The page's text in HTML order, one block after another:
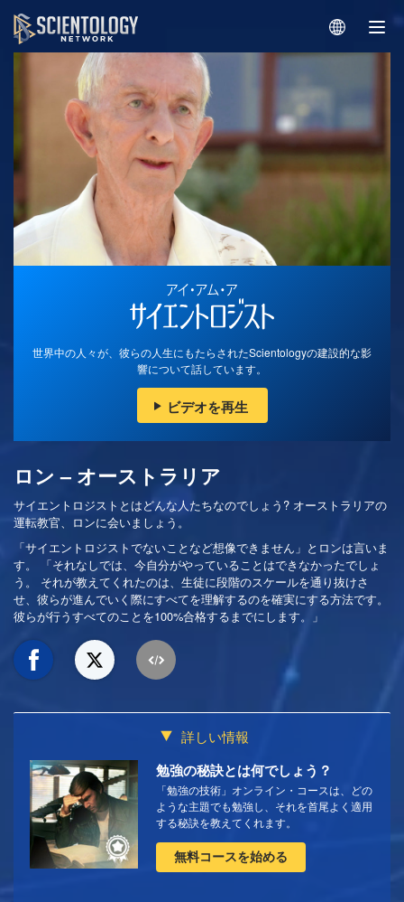
世界中の人々が、彼らの人生にもたらされたScientologyの建設的な影
響について話しています。
ビデオを再生
ロン – オーストラリア
サイエントロジストとはどんな人たちなのでしょう? オーストラリアの
運転教官、ロンに会いましょう。
「サイエントロジストでないことなど想像できません」とロンは言いま
す。 「それなしでは、今自分がやっていることはできなかったでしょ
う。 それが教えてくれたのは、生徒に段階のスケールを通り抜けさ
せ、彼らが進んでいく際にすべてを理解するのを確実にする方法です。
彼らが行うすべてのことを100%合格するまでにします。」
詳しい情報
勉強の秘訣とは何でしょう？
「勉強の技術」オンライン・コースは、どの
ような主題でも勉強し、それを首尾よく適用
する秘訣を教えてくれます。
無料コースを始める